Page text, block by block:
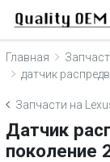
Главная
датчик
Запчасти на
Датчик
поколение